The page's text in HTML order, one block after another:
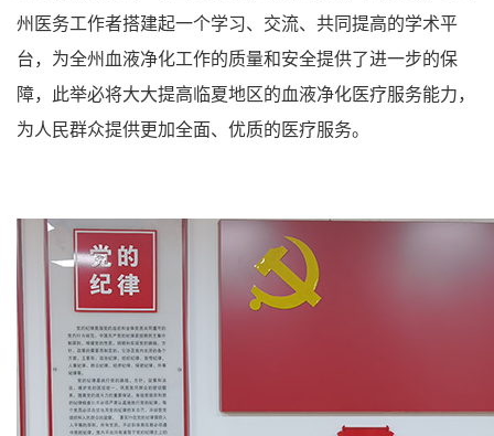
州医务工作者搭建起一个学习、交流、共同提高的学术平
台，为全州血液净化工作的质量和安全提供了进一步的保
障，此举必将大大提高临夏地区的血液净化医疗服务能力，
为人民群众提供更加全面、优质的医疗服务。